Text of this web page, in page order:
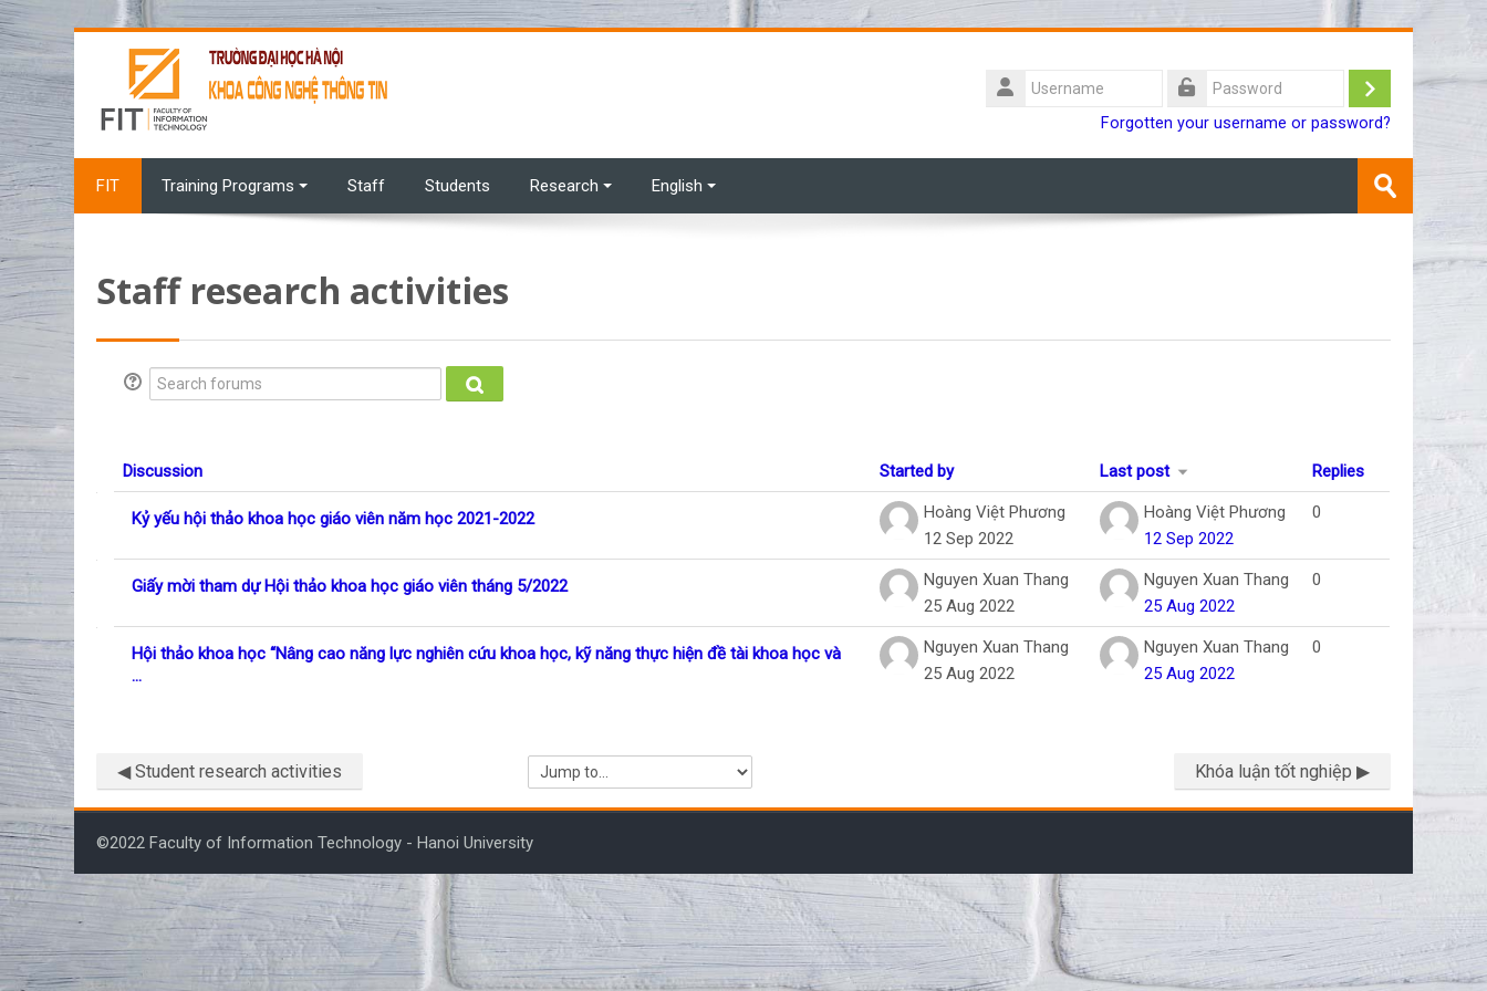
Skip to main content
Username
Log
Forgotten your username or password?
FIT Training Programs Staff Students Research English Submit
Staff research activities
Search forums
Search forums
List of discussions. Showing 3 of 3 discussions
Discussion Started by Last post Replies
Kỷ yếu hội thảo khoa học giáo viên năm học 2021-2022
Hoàng Việt Phương
12 Sep 2022
Hoàng Việt Phương
12 Sep 2022
0
Giấy mời tham dự Hội thảo khoa học giáo viên tháng 5/2022
Nguyen Xuan Thang
25 Aug 2022
Nguyen Xuan Thang
25 Aug 2022
0
Hội thảo khoa học “Nâng cao năng lực nghiên cứu khoa học, kỹ năng thực hiện đề tài khoa học và
...
Nguyen Xuan Thang
25 Aug 2022
Nguyen Xuan Thang
25 Aug 2022
0
◀︎ Student research activities Jump to... Khóa luận tốt nghiệp ▶︎
©2022 Faculty of Information Technology - Hanoi University